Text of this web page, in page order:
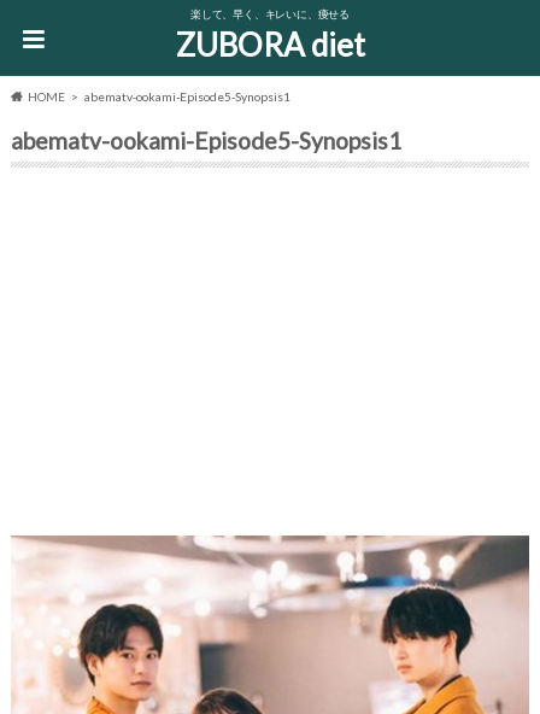
楽して、早く、キレいに、痩せる
ZUBORA diet
HOME abematv-ookami-Episode5-Synopsis1
abematv-ookami-Episode5-Synopsis1